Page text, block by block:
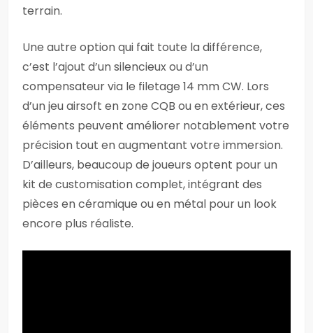
terrain.
Une autre option qui fait toute la différence,
c’est l’ajout d’un silencieux ou d’un
compensateur via le filetage 14 mm CW. Lors
d’un jeu airsoft en zone CQB ou en extérieur, ces
éléments peuvent améliorer notablement votre
précision tout en augmentant votre immersion.
D’ailleurs, beaucoup de joueurs optent pour un
kit de customisation complet, intégrant des
pièces en céramique ou en métal pour un look
encore plus réaliste.